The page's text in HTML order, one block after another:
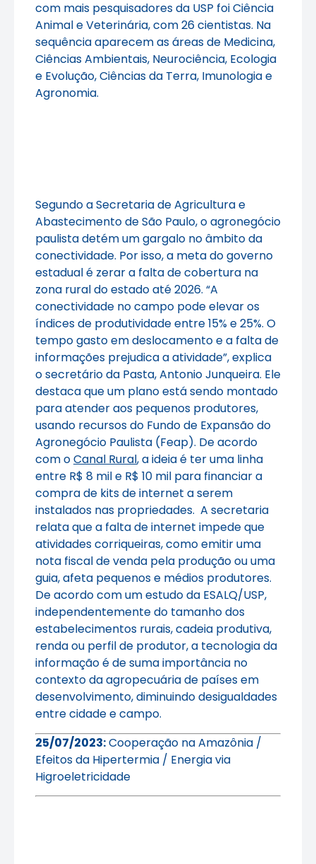
com mais pesquisadores da USP foi Ciência
Animal e Veterinária, com 26 cientistas. Na
sequência aparecem as áreas de Medicina,
Ciências Ambientais, Neurociência, Ecologia
e Evolução, Ciências da Terra, Imunologia e
Agronomia.
Segundo a Secretaria de Agricultura e
Abastecimento de São Paulo, o agronegócio
paulista detém um gargalo no âmbito da
conectividade. Por isso, a meta do governo
estadual é zerar a falta de cobertura na
zona rural do estado até 2026. “A
conectividade no campo pode elevar os
índices de produtividade entre 15% e 25%. O
tempo gasto em deslocamento e a falta de
informações prejudica a atividade”, explica
o secretário da Pasta, Antonio Junqueira. Ele
destaca que um plano está sendo montado
para atender aos pequenos produtores,
usando recursos do Fundo de Expansão do
Agronegócio Paulista (Feap). De acordo
com oCanal Rural, a ideia é ter uma linha
entre R$ 8 mil e R$ 10 mil para financiar a
compra de kits de internet a serem
instalados nas propriedades. A secretaria
relata que a falta de internet impede que
atividades corriqueiras, como emitir uma
nota fiscal de venda pela produção ou uma
guia, afeta pequenos e médios produtores.
De acordo com um estudo da ESALQ/USP,
independentemente do tamanho dos
estabelecimentos rurais, cadeia produtiva,
renda ou perfil de produtor, a tecnologia da
informação é de suma importância no
contexto da agropecuária de países em
desenvolvimento, diminuindo desigualdades
entre cidade e campo.
25/07/2023:Cooperação na Amazônia /
Efeitos da Hipertermia / Energia via
Higroeletricidade